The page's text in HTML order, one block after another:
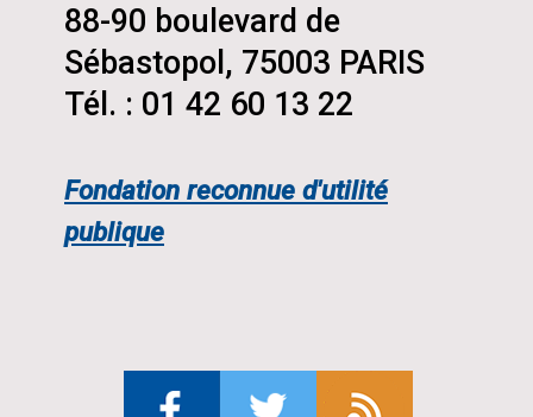
88-90 boulevard de
Sébastopol, 75003 PARIS
Tél. : 01 42 60 13 22
Fondation reconnue d'utilité
publique